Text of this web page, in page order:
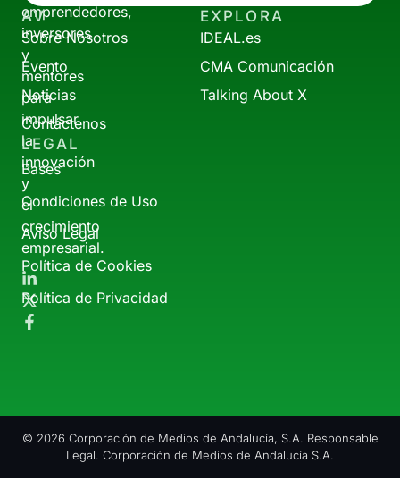
emprendedores,
inversores
y
mentores
para
impulsar
la
innovación
y
el
crecimiento
empresarial.
AV
Sobre Nosotros
Evento
Noticias
Contáctenos
EXPLORA
IDEAL.es
CMA Comunicación
Talking About X
LEGAL
Bases
Condiciones de Uso
Aviso Legal
Política de Cookies
Política de Privacidad
© 2026 Corporación de Medios de Andalucía, S.A. Responsable
Legal. Corporación de Medios de Andalucía S.A.